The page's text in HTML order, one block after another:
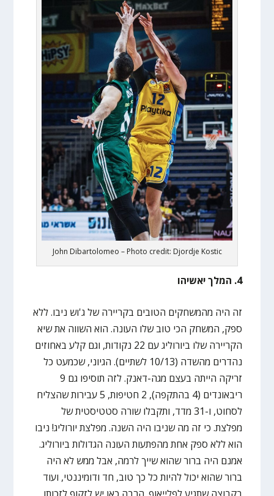
John Dibartolomeo – Photo credit: Djordje Kostic
4. המלך יאשיהו
זה היה מהמשחקים הטובים בקריירה של ג'וש ניבו. ללא
ספק, המשחק הכי טוב שלו העונה. הוא השווה את שיא
הקריירה שלו ביורוליג עם 22 נקודות, וגם קלע באחוזים
נהדרים מהשדה (10/13 לשתיים). הגיוני, שכמעט כל
זריקה הייתה בעצם מגה-דאנק. לזה תוסיפו גם 9
ריבאונדים (4 בהתקפה), 2 חטיפות, 5 עבירות שהצליח
לסחוט, ו-31 מדד, ותקבלו שורה סטטיסטית של
מפלצת. כי זה מה שניבו היה השנה. מפלצת יורוליג! ניבו
הוא ללא ספק אחת מהפתעות העונה הגדולות ביורוליג.
אמנם היה ברור שהוא שייך לרמה, אבל ממש לא היה
ברור שהוא יכול להיות כל כך טוב, חד ודומיננטי, ועוד